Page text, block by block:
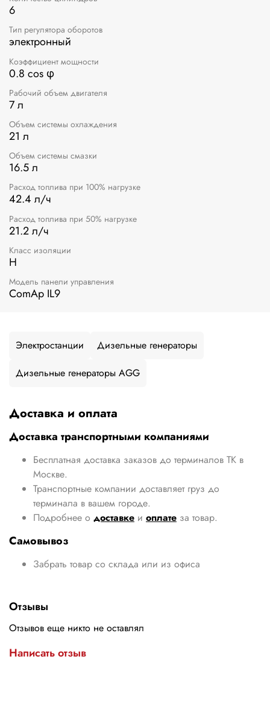
6
Тип регулятора оборотов
электронный
Коэффициент мощности
0.8 cos φ
Рабочий объем двигателя
7 л
Объем системы охлаждения
21 л
Объем системы смазки
16.5 л
Расход топлива при 100% нагрузке
42.4 л/ч
Расход топлива при 50% нагрузке
21.2 л/ч
Класс изоляции
Н
Модель панели управления
ComAp IL9
Электростанции
Дизельные генераторы
Дизельные генераторы AGG
Доставка и оплата
Доставка транспортными компаниями
Бесплатная доставка заказов до терминалов ТК в
Москве.
Транспортные компании доставляет груз до
терминала в вашем городе.
Подробнее о доставке и оплате за товар.
Самовывоз
Забрать товар со склада или из офиса
Отзывы
Отзывов еще никто не оставлял
Написать отзыв